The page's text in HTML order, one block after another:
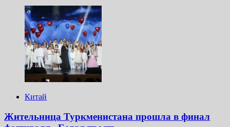
Китай
Жительница Туркменистана прошла в финал